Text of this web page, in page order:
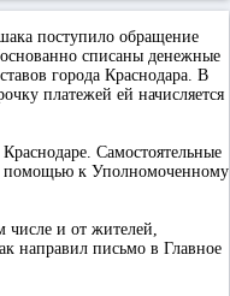
поступило обращение
списаны денежные
города Краснодара. В
платежей ей начисляется
Самостоятельные
помощью к Уполномоченному
числе и от жителей,
направил письмо в Главное